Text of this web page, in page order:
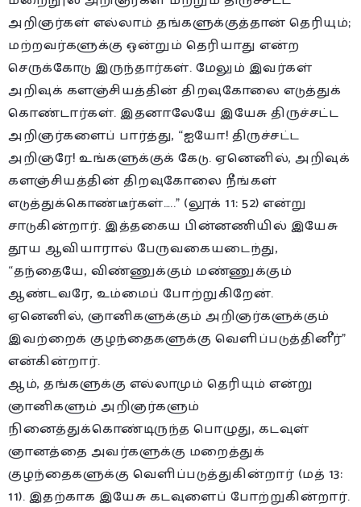
அறிஞர்கள் எல்லாம் தங்களுக்குத்தான் தெரியும்;
மற்றவர்களுக்கு ஒன்றும் தெரியாது என்ற
செருக்கோடு இருந்தார்கள். மேலும் இவர்கள்
அறிவுக் களஞ்சியத்தின் திறவுகோலை எடுத்துக்
கொண்டார்கள். இதனாலேயே இயேசு திருச்சட்ட
அறிஞர்களைப் பார்த்து, “ஐயோ! திருச்சட்ட
அறிஞரே! உங்களுக்குக் கேடு. ஏனெனில், அறிவுக்
களஞ்சியத்தின் திறவுகோலை நீங்கள்
எடுத்துக்கொண்டீர்கள்…..” (லூக் 11: 52) என்று
சாடுகின்றார். இத்தகைய பின்னணியில் இயேசு
தூய ஆவியாரால் பேருவகையடைந்து,
“தந்தையே, விண்ணுக்கும் மண்ணுக்கும்
ஆண்டவரே, உம்மைப் போற்றுகிறேன்.
ஏனெனில், ஞானிகளுக்கும் அறிஞர்களுக்கும்
இவற்றைக் குழந்தைகளுக்கு வெளிப்படுத்தினீர்”
என்கின்றார்.
ஆம், தங்களுக்கு எல்லாமும் தெரியும் என்று
ஞானிகளும் அறிஞர்களும்
நினைத்துக்கொண்டிருந்த பொழுது, கடவுள்
ஞானத்தை அவர்களுக்கு மறைத்துக்
குழந்தைகளுக்கு வெளிப்படுத்துகின்றார் (மத் 13:
11). இதற்காக இயேசு கடவுளைப் போற்றுகின்றார்.